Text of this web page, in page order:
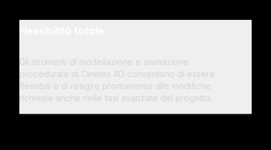
Gli strumenti di modellazione e animazione
procedurale di Cinema 4D consentono di essere
flessibili e di reagire prontamente alle modifiche
richieste anche nelle fasi avanzate del progetto.